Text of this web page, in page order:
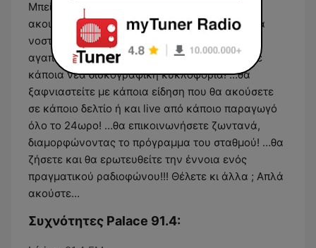
Μπείτε στον κόσμο του Palace 91,4 και… …θα
ακούσετε σίγουρα κάτι που σας εκφράζει! …θα
νοσταλγήσετε στιγμές με μερικά παλιά αλλά
αγαπημένα τραγούδια! …θα ενθουσιαστείτε με
κάποια νέα δισκογραφική κυκλοφορία! …θα
ξαφνιαστείτε με κάποια είδηση που θα ακούσετε
σε κάποιο δελτίο ή και live από κάποιο παραγωγό
όλο το 24ωρο! …θα επικοινωνήσετε ζωντανά,
διαμορφώνοντας το πρόγραμμα του σταθμού! …θα
ζήσετε και θα ερωτευθείτε την έννοια ενός
πραγματικού ραδιοφώνου!!! Θέλετε κι άλλα ; Απλά
ακούστε…
Συχνότητες Palace 91.4: